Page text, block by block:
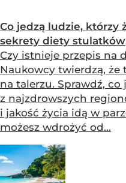
Co jedzą ludzie, którzy
sekrety diety stulatków
Czy istnieje przepis na
Naukowcy twierdzą, że
na talerzu. Sprawdź, co
z najzdrowszych
i jakość życia idą w
możesz wdrożyć od...